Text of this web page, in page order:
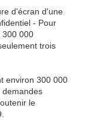
d'écran d'une
- Pour
300 000
trois
environ 300 000
demandes
le